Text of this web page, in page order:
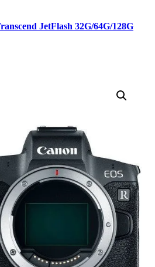
JetFlash 32G/64G/128G